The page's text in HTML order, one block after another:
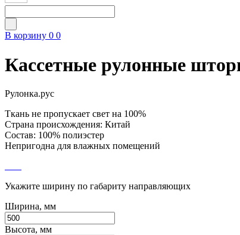
В корзину 0 0
Кассетные рулонные
Рулонка.рус
Ткань не пропускает свет на 100%
Страна происхождения: Китай
Состав: 100% полиэстер
Непригодна для влажных помещений
Укажите ширину по габариту направляющих
Ширина, мм
Высота, мм